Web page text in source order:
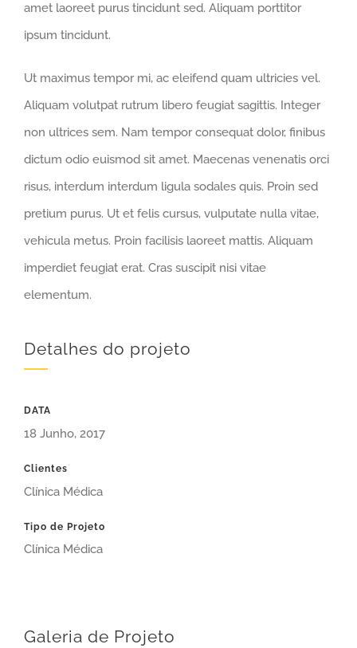
amet laoreet purus tincidunt sed. Aliquam porttitor
ipsum tincidunt.
Ut maximus tempor mi, ac eleifend quam ultricies vel.
Aliquam volutpat rutrum libero feugiat sagittis. Integer
non ultrices sem. Nam tempor consequat dolor, finibus
dictum odio euismod sit amet. Maecenas venenatis orci
risus, interdum interdum ligula sodales quis. Proin sed
pretium purus. Ut et felis cursus, vulputate nulla vitae,
vehicula metus. Proin facilisis laoreet mattis. Aliquam
imperdiet feugiat erat. Cras suscipit nisi vitae
elementum.
Detalhes do projeto
DATA
18 Junho, 2017
Clientes
Clínica Médica
Tipo de Projeto
Clínica Médica
Galeria de Projeto